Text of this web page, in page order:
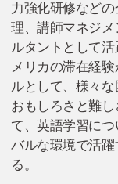
力強化研修など
理、講師マネジ
ルタントとして
メリカの滞在経
ルとして、様々
おもしろさと難
て、英語学習に
バルな環境で活
る。